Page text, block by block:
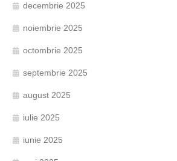
decembrie 2025
noiembrie 2025
octombrie 2025
septembrie 2025
august 2025
iulie 2025
iunie 2025